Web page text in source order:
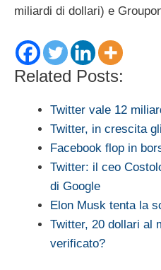
miliardi di dollari) e
Related Posts:
Twitter vale 12
Twitter, in crescita
Facebook flop in
Twitter: il ceo
di Google
Elon Musk tenta la
Twitter, 20 dollari al
verificato?